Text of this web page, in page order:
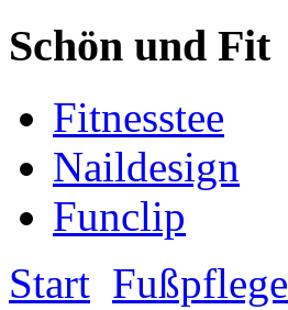
Schön und Fit
Fitnesstee
Naildesign
Funclip
Start Fußpflege